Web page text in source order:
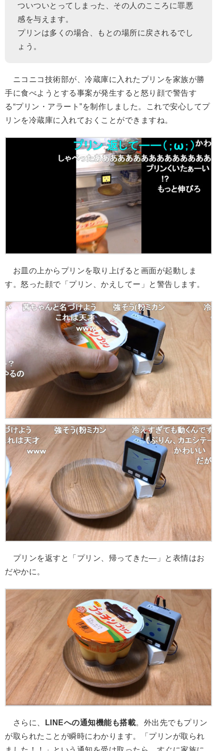
ついついとってしまった、その人のこころに罪悪
感を与えます。
プリンは多くの場合、もとの場所に戻されるでし
ょう。
ニコニコ技術部が、冷蔵庫に入れたプリンを家族が勝
手に食べようとする事案が発生すると怒り顔で警告す
る“プリン・アラート”を制作しました。これで安心してプ
リンを冷蔵庫に入れておくことができますね。
お皿の上からプリンを取り上げると画面が起動しま
す。怒った顔で「プリン、かえしてー」と警告します。
プリンを返すと「プリン、帰ってきた―」と表情はお
だやかに。
さらに、 LINEへの通知機能も搭載。外出先でもプリン
が取られたことが瞬時にわかります。「プリンが取られ